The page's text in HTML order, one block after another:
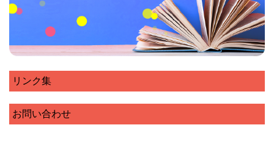
リンク集
お問い合わせ